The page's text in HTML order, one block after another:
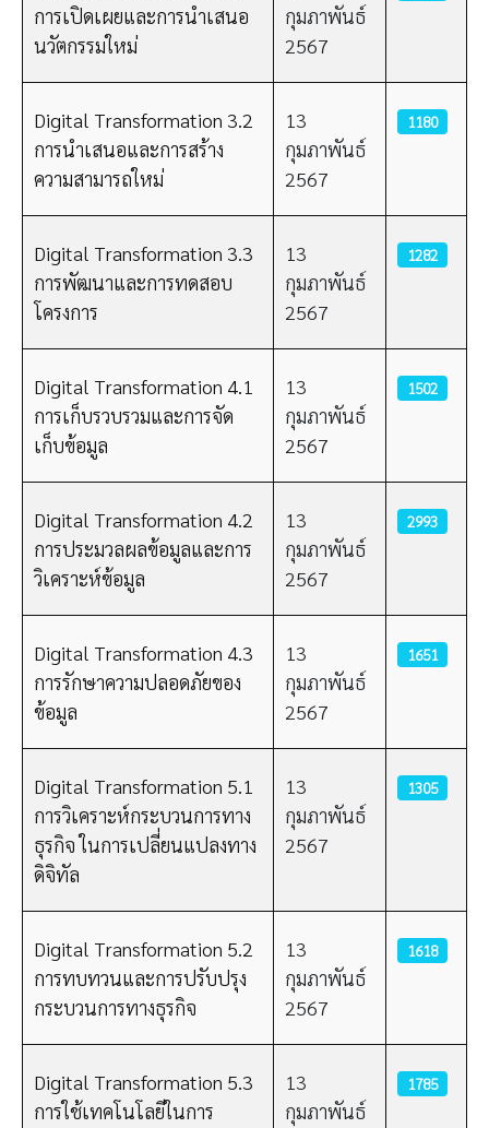
การเปิดเผยและการนำเสนอ
นวัตกรรมใหม่
กุมภาพันธ์
2567
Digital Transformation 3.2
การนำเสนอและการสร้าง
ความสามารถใหม่
13
กุมภาพันธ์
2567
1180
Digital Transformation 3.3
การพัฒนาและการทดสอบ
โครงการ
13
กุมภาพันธ์
2567
1282
Digital Transformation 4.1
การเก็บรวบรวมและการจัด
เก็บข้อมูล
13
กุมภาพันธ์
2567
1502
Digital Transformation 4.2
การประมวลผลข้อมูลและการ
วิเคราะห์ข้อมูล
13
กุมภาพันธ์
2567
2993
Digital Transformation 4.3
การรักษาความปลอดภัยของ
ข้อมูล
13
กุมภาพันธ์
2567
1651
Digital Transformation 5.1
การวิเคราะห์กระบวนการทาง
ธุรกิจ ในการเปลี่ยนแปลงทาง
ดิจิทัล
13
กุมภาพันธ์
2567
1305
Digital Transformation 5.2
การทบทวนและการปรับปรุง
กระบวนการทางธุรกิจ
13
กุมภาพันธ์
2567
1618
Digital Transformation 5.3
การใช้เทคโนโลยีในการ
13
กุมภาพันธ์
1785